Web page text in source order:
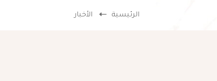
الرئيسية الأخبار